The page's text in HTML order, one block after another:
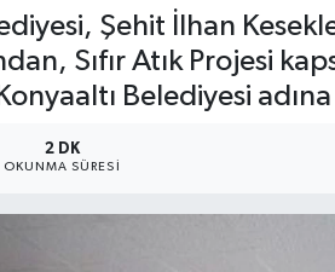
Şehit İlhan
Sıfır Atık Projesi
Belediyesi
2 DK
OKUNMA SÜRESI